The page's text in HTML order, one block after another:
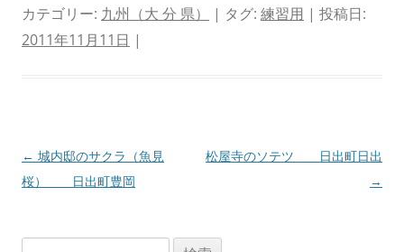
カテゴリー: 九州（大 分 県） | タグ: 練習用 | 投稿日:
2011年11月11日 |
投
稿
← 城内邸のサクラ（魚見
桜） 日出町豊岡
松屋寺のソテツ 日出町日出
→